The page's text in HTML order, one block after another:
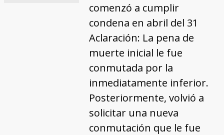
comenzó a cumplir
condena en abril del 31
Aclaración: La pena de
muerte inicial le fue
conmutada por la
inmediatamente inferior.
Posteriormente, volvió a
solicitar una nueva
conmutación que le fue